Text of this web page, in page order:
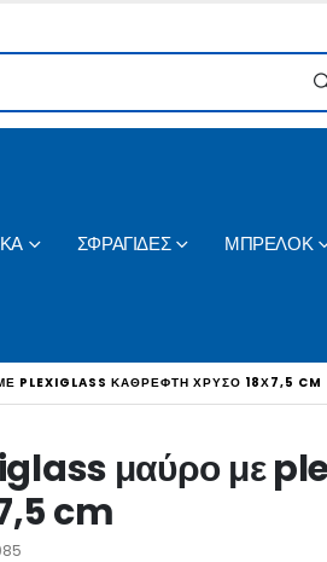
ΣΦΡΑΓΙΔΕΣ ΜΠΡΕΛΟΚ
PLEXIGLASS ΚΑΘΡΈΦΤΗ ΧΡΥΣΌ 18Χ7,5 CM
μαύρο με
cm